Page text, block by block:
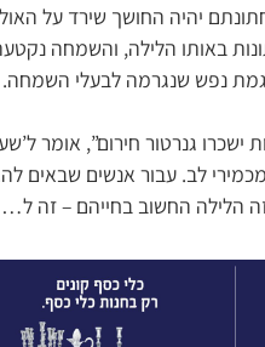
יהיה החושך שירד על
באותו הלילה, והשמחה
נפש שנגרמה לבעלי השמחה.
גנרטור חירום”, אומר
לב. עבור אנשים שבאים
הלילה החשוב בחייהם – זה ל…